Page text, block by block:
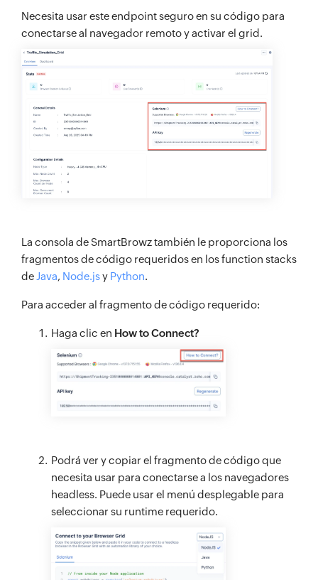
Necesita usar este endpoint seguro en su código para
conectarse al navegador remoto y activar el grid.
La consola de SmartBrowz también le proporciona los
fragmentos de código requeridos en los function stacks
deJava, Node.jsy Python.
Para acceder al fragmento de código requerido:
Haga clic en How to Connect?
Podrá ver y copiar el fragmento de código que
necesita usar para conectarse a los navegadores
headless. Puede usar el menú desplegable para
seleccionar su runtime requerido.